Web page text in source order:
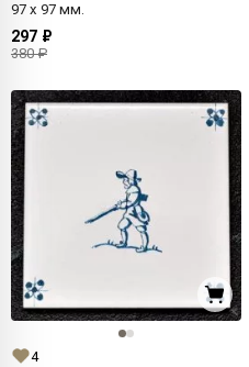
97 x 97 мм.
297 ₽
380 ₽
4